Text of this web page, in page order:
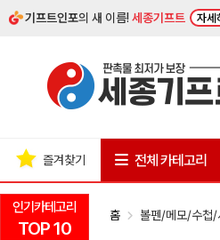
기프트인포의 새 이름!세종기프트 자세
인기카테고리
TOP 10
즐겨찾기 전체 카테고리
홈 볼펜/메모/수첩/